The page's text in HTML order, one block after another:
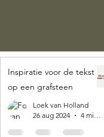
Inspiratie voor de tekst
op een grafsteen
Loek van Holland
26 aug 2024
4 minuten om te lezen